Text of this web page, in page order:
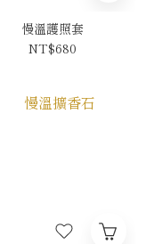
慢溫護照套
NT$680